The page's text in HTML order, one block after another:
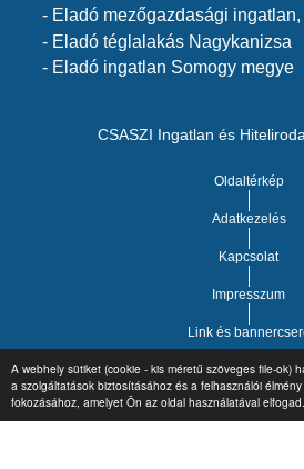
A webhely sütiket (cookie - kis méretű szöveges file-ok)
a szolgáltatások biztosításához és a felhasználói élmény
fokozásához, amelyet Ön az oldal használatával elfogad.
- Eladó mezőgazdasági
- Eladó téglalakás Nagykanizsa
- Eladó ingatlan Somogy megye
CSASZI Ingatlan és
Oldaltérkép
Adatkezelés
Kapcsolat
Impresszum
Link és
Copyright © 2021.Vár-Köz Kft. - Ingatlan
adminisztrációs